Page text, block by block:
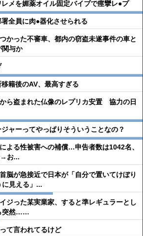
レメを媚薬オイル固定バイブで痙攣レ●︎プ
全員に肉●︎器化させられる
かった不審車、都内の窃盗未遂事件の車と
与か
籍後のAV、最高すぎる
ら盗まれた仏像のレプリカ安置 協力の日
ャーってやっぱりそういうことなの？
よる性被害への補償…申告者数は1042名、
→お...
脳が急接近で日本が「自分で置いてけぼり
見える」...
ジった某実業家、すると準レギュラーとし
突然……
て言われてるけど